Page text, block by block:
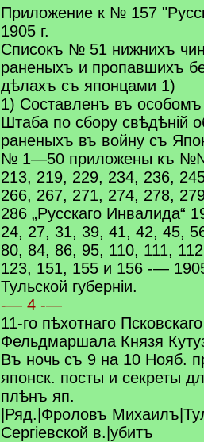
q
]
Приложение к № 157
1905 г.
Списокъ № 51 нижнихъ
раненыхъ и пропавшихъ
дѣлахъ съ японцами 1)
1) Составленъ въ особомъ
Штаба по сбору свѣдѣній
раненыхъ въ войну съ
№ 1—50 приложены къ
213, 219, 229, 234, 236,
266, 267, 271, 274, 278,
286 „Русскаго Инвалида“
24, 27, 31, 39, 41, 42, 45,
80, 84, 86, 95, 110, 111,
123, 151, 155 и 156 -—
Тульской губерніи.
-— 4 -—
11-го пѣхотнаго
Фельдмаршала Князя
Въ ночь съ 9 на 10 Нояб.
японск. посты и секреты
плѣнъ яп.
|Ряд.|Фроловъ
Сергіевской в.|убитъ